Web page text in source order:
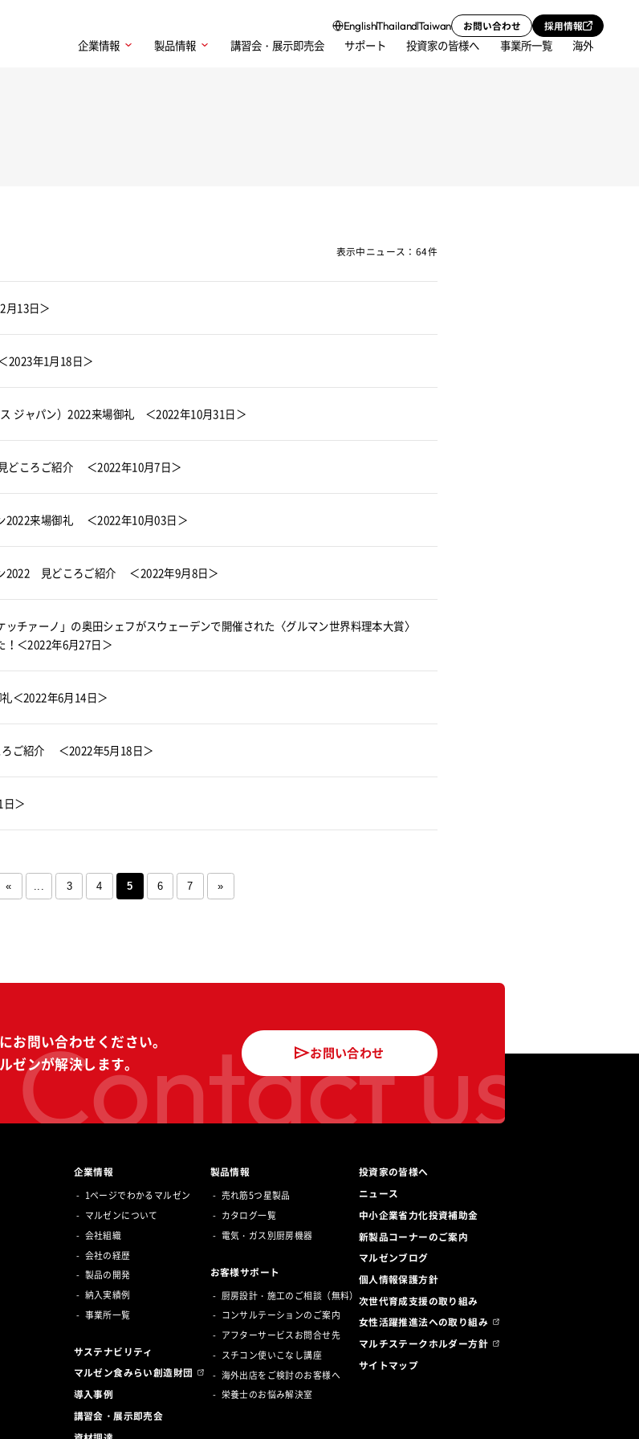
企業情報 製品情報 講習会・展示即売会 サポート 投資家の皆様へ 事業所一覧 海外
EnglishThailandTaiwan お問い合わせ 採用情報
表示中ニュース：64件
13日＞
年1月18日＞
ジャパン）2022来場御礼 ＜2022年10月31日＞
どころご紹介 ＜2022年10月7日＞
2022来場御礼 ＜2022年10月03日＞
2022 見どころご紹介 ＜2022年9月8日＞
チァーノ」の奥田シェフがスウェーデンで開催された〈グルマン世界料理本大賞〉
！＜2022年6月27日＞
＜2022年6月14日＞
ご紹介 ＜2022年5月18日＞
＞
« ... 3 4 5 6 7 »
Contact us
お問い合わせください。
ゼンが解決します。
お問い合わせ
企業情報
1ページでわかるマルゼン
マルゼンについて
会社組織
会社の経歴
製品の開発
納入実績例
事業所一覧
サステナビリティ
マルゼン食みらい創造財団
導入事例
講習会・展示即売会
製品情報
売れ筋5つ星製品
カタログ一覧
電気・ガス別厨房機器
お客様サポート
厨房設計・施工のご相談（無料）
コンサルテーションのご案内
アフターサービスお問合せ先
スチコン使いこなし講座
海外出店をご検討のお客様へ
栄養士のお悩み解決室
投資家の皆様へ
ニュース
中小企業省力化投資補助金
新製品コーナーのご案内
マルゼンブログ
個人情報保護方針
次世代育成支援の取り組み
女性活躍推進法への取り組み
マルチステークホルダー方針
サイトマップ